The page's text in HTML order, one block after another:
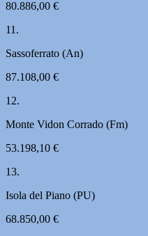
80.886,00 €
11.
Sassoferrato (An)
87.108,00 €
12.
Monte Vidon Corrado (Fm)
53.198,10 €
13.
Isola del Piano (PU)
68.850,00 €